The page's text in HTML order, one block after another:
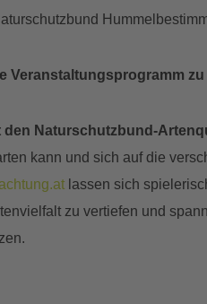
Veranstaltungsprogramm
Naturschutzbund-
kann und sich auf die
lassen sich
zu vertiefen und